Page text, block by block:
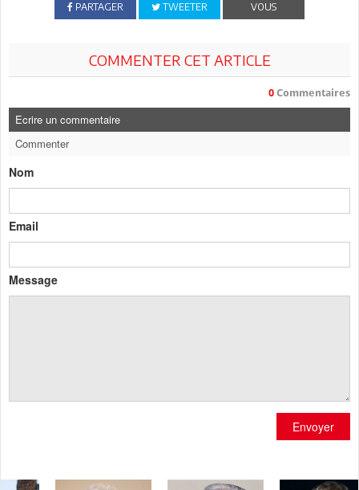
PARTAGER TWEETER
VOUS
COMMENTER CET ARTICLE
0 Commentaires
Ecrire un commentaire
Commenter
Nom
Email
Message
Envoyer